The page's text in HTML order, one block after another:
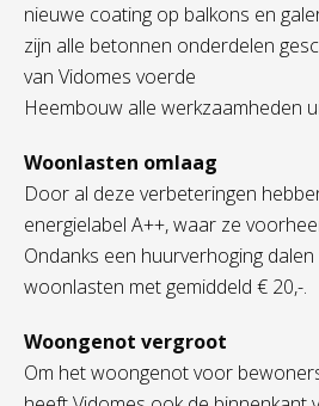
nieuwe coating op balkons en
zijn alle betonnen onderdelen
van Vidomes voerde
Heembouw alle werkzaamheden
Woonlasten omlaag
Door al deze verbeteringen
energielabel A++, waar ze
Ondanks een huurverhoging
woonlasten met gemiddeld € 20,-.
Woongenot vergroot
Om het woongenot voor